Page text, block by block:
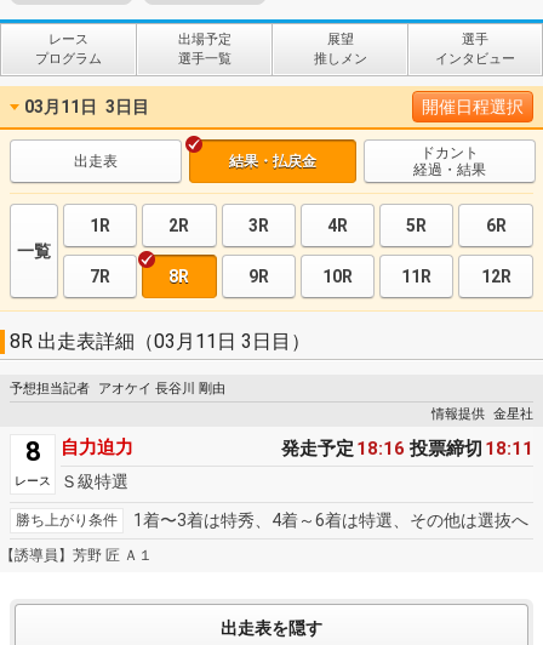
レース
プログラム
出場予定
選手一覧
展望
推しメン
選手
インタビュー
03月11日 3日目 開催日程選択
出走表 結果・払戻金
ドカント
経過・結果
一覧
1R 2R 3R 4R 5R 6R
7R 8R 9R 10R 11R 12R
8R 出走表詳細（03月11日 3日目）
予想担当記者
アオケイ 長谷川 剛由
情報提供 金星社
8
レース
自力迫力 発走予定 18:16 投票締切 18:11
Ｓ級特選
勝ち上がり条件 1着〜3着は特秀、4着～6着は特選、その他は選抜へ
【誘導員】芳野 匠 Ａ１